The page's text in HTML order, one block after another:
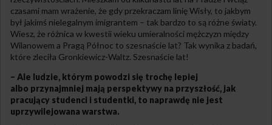
czasami mam wrażenie, że gdy przekraczam linię Wisły, to jakbym
był jakimś nielegalnym imigrantem – tak bardzo to są różne światy.
Wiesz, że różnica w kwestii wieku umieralności mężczyzn między
Wilanowem a Pragą Północ to szesnaście lat? Tak wynika z badań,
które zleciła Gronkiewicz-Waltz. Szesnaście lat!
– Ale ludzie, którym powodzi się trochę lepiej
albo przynajmniej mają perspektywy na przyszłość, jak
pracujący studenci i studentki, to naprawdę nie jest
uprzywilejowana warstwa.